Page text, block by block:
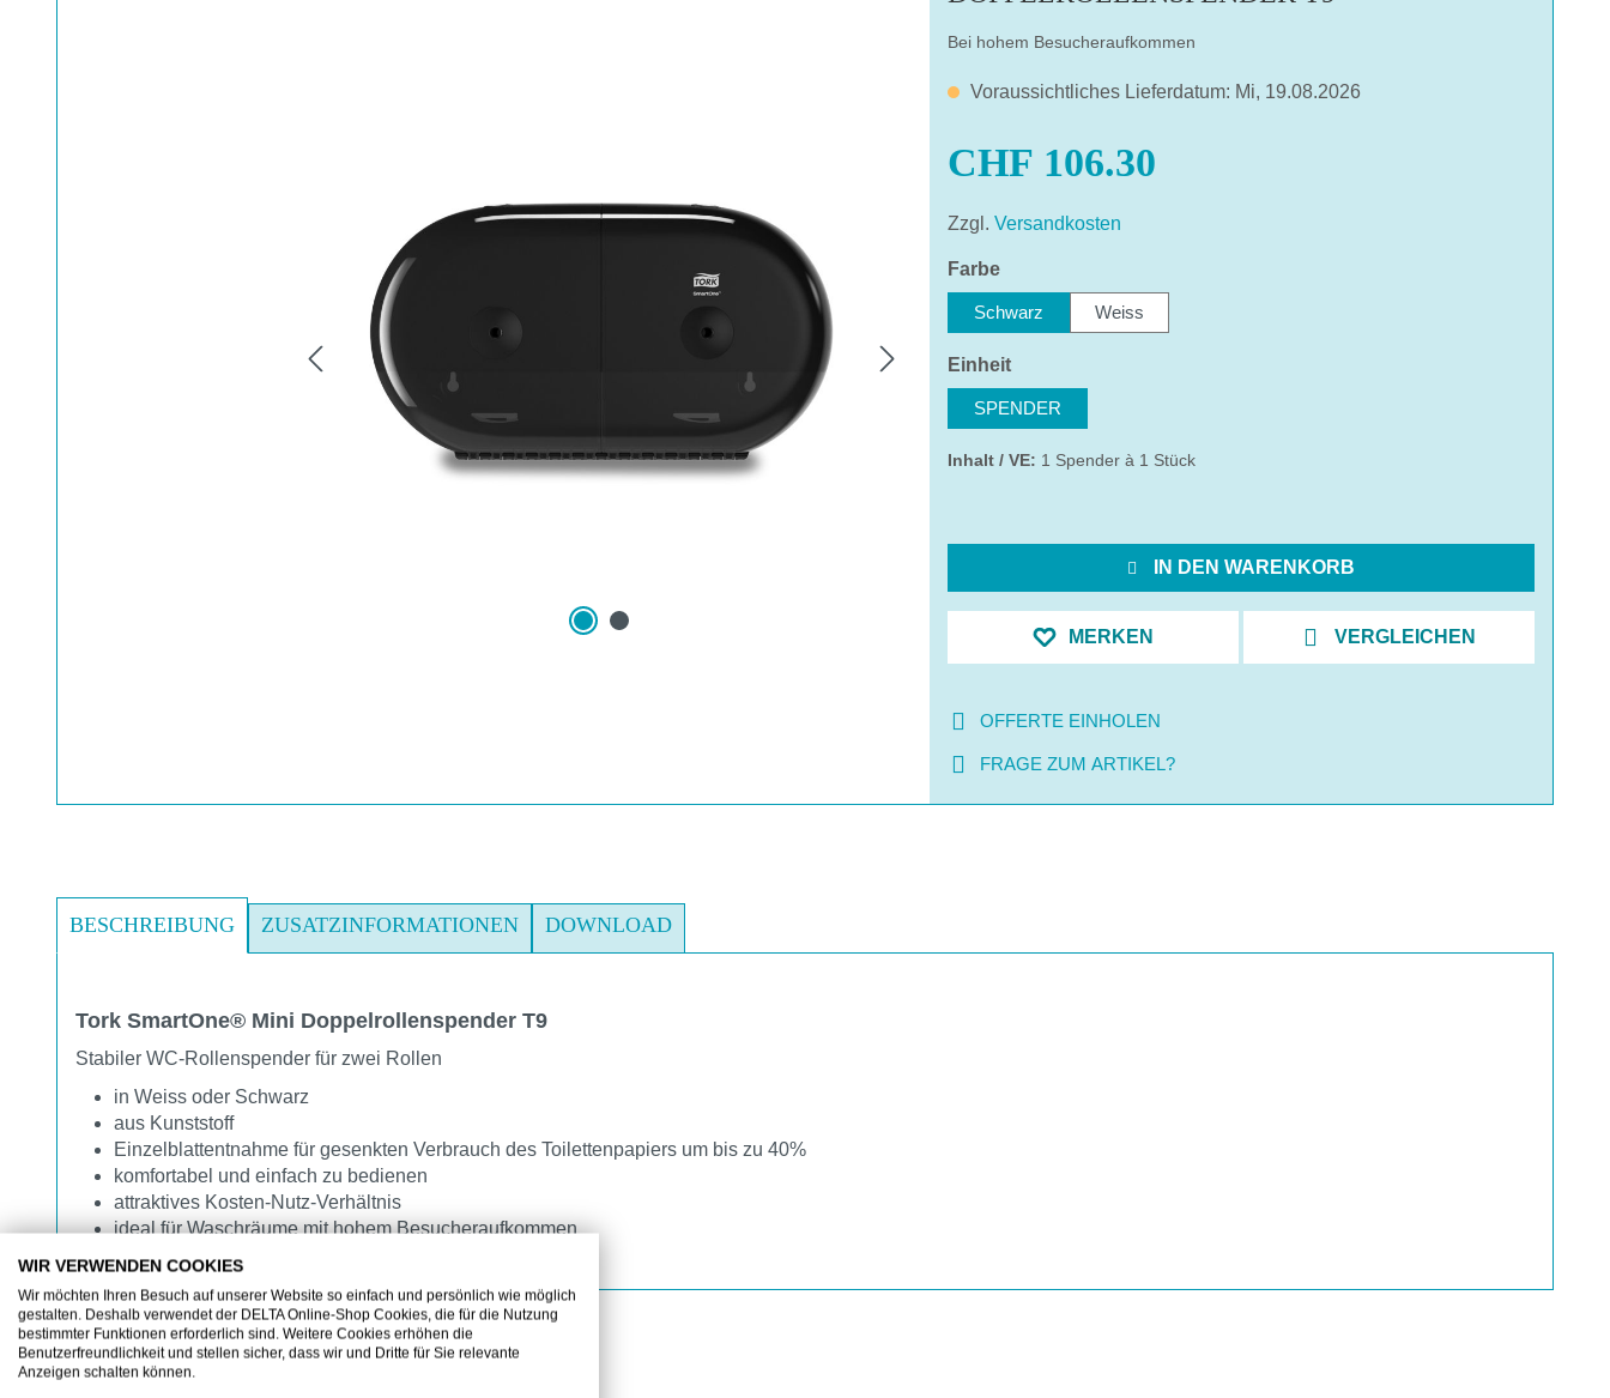
Bei hohem Besucheraufkommen
Voraussichtliches Lieferdatum: Mi, 19.08.2026
CHF 106.30
Zzgl. Versandkosten
Farbeauswählen
Schwarz Weiss
Einheitauswählen
SPENDER
Inhalt / VE: 1 Spender à 1 Stück
IN DEN WARENKORB
MERKEN VERGLEICHEN
OFFERTE EINHOLEN
FRAGE ZUM ARTIKEL?
BESCHREIBUNG ZUSATZINFORMATIONEN DOWNLOAD
Tork SmartOne® Mini Doppelrollenspender T9
Stabiler WC-Rollenspender für zwei Rollen
in Weiss oder Schwarz
aus Kunststoff
Einzelblattentnahme für gesenkten Verbrauch des Toilettenpapiers um bis zu 40%
komfortabel und einfach zu bedienen
attraktives Kosten-Nutz-Verhältnis
ideal für Waschräume mit hohem Besucheraufkommen
WIR VERWENDEN COOKIES
Wir möchten Ihren Besuch auf unserer Website so einfach und persönlich wie möglich
gestalten. Deshalb verwendet der DELTA Online-Shop Cookies, die für die Nutzung
bestimmter Funktionen erforderlich sind. Weitere Cookies erhöhen die
Benutzerfreundlichkeit und stellen sicher, dass wir und Dritte für Sie relevante
Anzeigen schalten können.